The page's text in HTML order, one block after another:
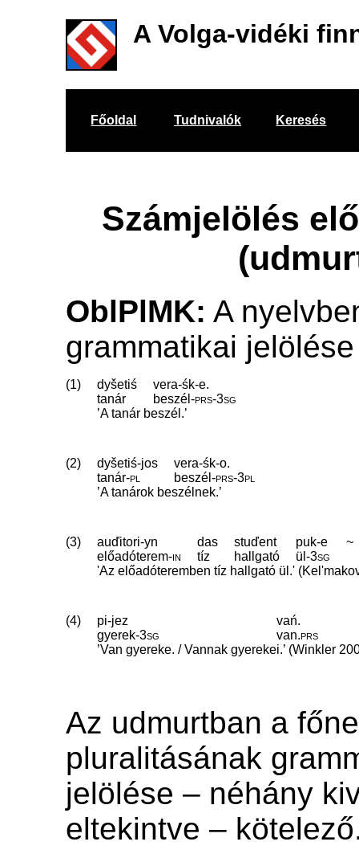
A Volga-vidéki
Főoldal Tudnivalók Keresés
Számjelölés
OblPlMK: A
grammatikai
(1) dyšetiś
vera-śk-e.
tanár
beszél‑prs‑3sg
’A tanár beszél.’
(2) dyšetiś-jos
vera-śk-o.
tanár‑pl beszél‑prs‑3pl
’A tanárok beszélnek.’
(3) auďitori-yn das stuďent puk-e
~
előadóterem‑in tíz hallgató ül‑3sg
'Az előadóteremben tíz hallgató ül.'
(4) pi-jez
vań.
gyerek‑3sg van.prs
’Van gyereke. / Vannak gyerekei.’ (Winkler
Az udmurtban a
pluralitásának
jelölése – néhány
eltekintve –